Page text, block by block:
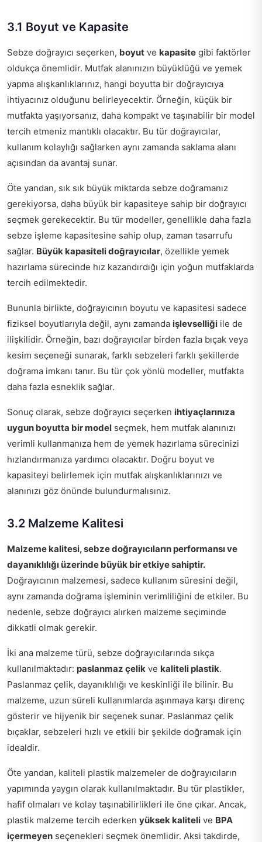
3.1 Boyut ve Kapasite
Sebze doğrayıcı seçerken, boyut ve kapasite gibi faktörler
oldukça önemlidir. Mutfak alanınızın büyüklüğü ve yemek
yapma alışkanlıklarınız, hangi boyutta bir doğrayıcıya
ihtiyacınız olduğunu belirleyecektir. Örneğin, küçük bir
mutfakta yaşıyorsanız, daha kompakt ve taşınabilir bir model
tercih etmeniz mantıklı olacaktır. Bu tür doğrayıcılar,
kullanım kolaylığı sağlarken aynı zamanda saklama alanı
açısından da avantaj sunar.
Öte yandan, sık sık büyük miktarda sebze doğramanız
gerekiyorsa, daha büyük bir kapasiteye sahip bir doğrayıcı
seçmek gerekecektir. Bu tür modeller, genellikle daha fazla
sebze işleme kapasitesine sahip olup, zaman tasarrufu
sağlar. Büyük kapasiteli doğrayıcılar, özellikle yemek
hazırlama sürecinde hız kazandırdığı için yoğun mutfaklarda
tercih edilmektedir.
Bununla birlikte, doğrayıcının boyutu ve kapasitesi sadece
fiziksel boyutlarıyla değil, aynı zamanda işlevselliği ile de
ilişkilidir. Örneğin, bazı doğrayıcılar birden fazla bıçak veya
kesim seçeneği sunarak, farklı sebzeleri farklı şekillerde
doğrama imkanı tanır. Bu tür çok yönlü modeller, mutfakta
daha fazla esneklik sağlar.
Sonuç olarak, sebze doğrayıcı seçerken ihtiyaçlarınıza
uygun boyutta bir model seçmek, hem mutfak alanınızı
verimli kullanmanıza hem de yemek hazırlama sürecinizi
hızlandırmanıza yardımcı olacaktır. Doğru boyut ve
kapasiteyi belirlemek için mutfak alışkanlıklarınızı ve
alanınızı göz önünde bulundurmalısınız.
3.2 Malzeme Kalitesi
Malzeme kalitesi, sebze doğrayıcıların performansı ve
dayanıklılığı üzerinde büyük bir etkiye sahiptir.
Doğrayıcının malzemesi, sadece kullanım süresini değil,
aynı zamanda doğrama işleminin verimliliğini de etkiler. Bu
nedenle, sebze doğrayıcı alırken malzeme seçiminde
dikkatli olmak gerekir.
İki ana malzeme türü, sebze doğrayıcılarında sıkça
kullanılmaktadır: paslanmaz çelik ve kaliteli plastik.
Paslanmaz çelik, dayanıklılığı ve keskinliği ile bilinir. Bu
malzeme, uzun süreli kullanımlarda aşınmaya karşı direnç
gösterir ve hijyenik bir seçenek sunar. Paslanmaz çelik
bıçaklar, sebzeleri hızlı ve etkili bir şekilde doğramak için
idealdir.
Öte yandan, kaliteli plastik malzemeler de doğrayıcıların
yapımında yaygın olarak kullanılmaktadır. Bu tür plastikler,
hafif olmaları ve kolay taşınabilirlikleri ile öne çıkar. Ancak,
plastik malzeme tercih ederken yüksek kaliteli ve BPA
içermeyen seçenekleri seçmek önemlidir. Aksi takdirde,